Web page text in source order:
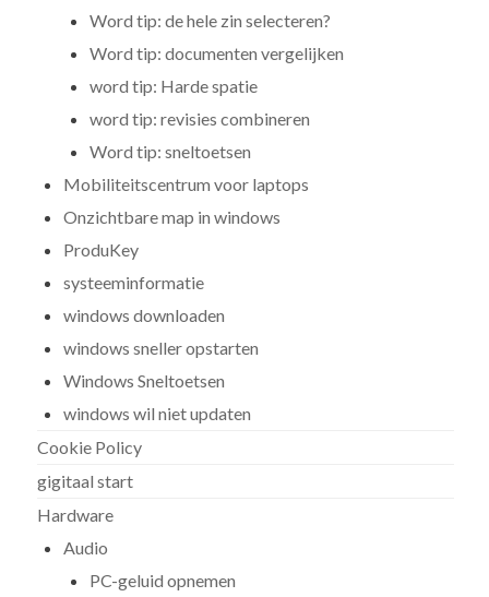
Word tip: de hele zin selecteren?
Word tip: documenten vergelijken
word tip: Harde spatie
word tip: revisies combineren
Word tip: sneltoetsen
Mobiliteitscentrum voor laptops
Onzichtbare map in windows
ProduKey
systeeminformatie
windows downloaden
windows sneller opstarten
Windows Sneltoetsen
windows wil niet updaten
Cookie Policy
gigitaal start
Hardware
Audio
PC-geluid opnemen